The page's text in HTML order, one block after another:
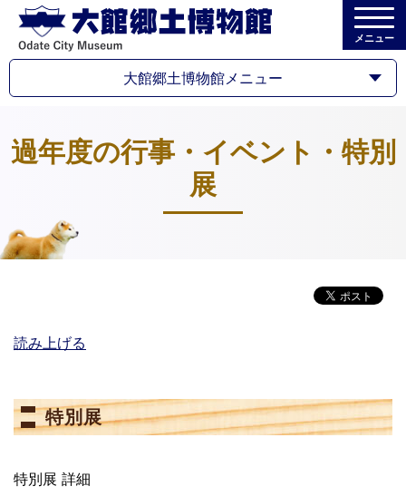
メニュー
大館郷土博物館メニュー
過年度の行事・イベント・特別
展
読み上げる
特別展
特別展 詳細